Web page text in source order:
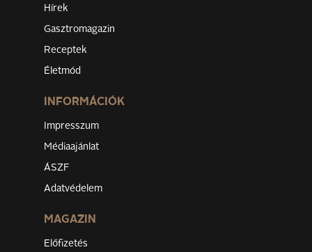
Hírek
Gasztromagazin
Receptek
Életmód
INFORMÁCIÓK
Impresszum
Médiaajánlat
ÁSZF
Adatvédelem
MAGAZIN
Előfizetés